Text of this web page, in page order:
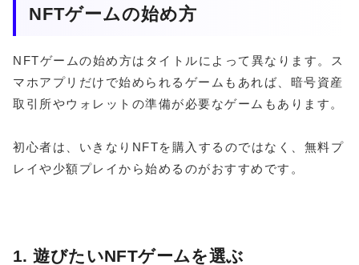
NFTゲームの始め方
NFTゲームの始め方はタイトルによって異なります。ス
マホアプリだけで始められるゲームもあれば、暗号資産
取引所やウォレットの準備が必要なゲームもあります。
初心者は、いきなりNFTを購入するのではなく、無料プ
レイや少額プレイから始めるのがおすすめです。
1. 遊びたいNFTゲームを選ぶ